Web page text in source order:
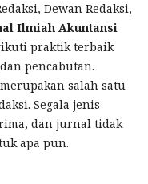
Dewan Redaksi,
Ilmiah Akuntansi
praktik terbaik
pencabutan.
salah satu
Segala jenis
dan jurnal tidak
apa pun.